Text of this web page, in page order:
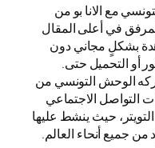
مع الانا بو من
في أعلى المقال
بشكلٍ مجاني دون
أو التحميل حتى.
الوحش التونسي من
التواصل الاجتماعي
حيث ينشط عليها
من جميع أنحاء العالم.